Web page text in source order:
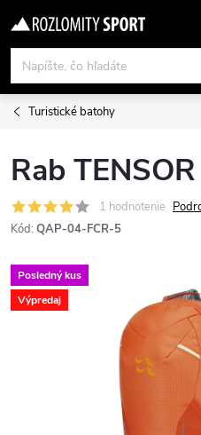
na
obsah
Turistické batohy
Rab
1 hodnotenie
Kód: QAP-04-FCR-5
Posledný kus
Výpredaj